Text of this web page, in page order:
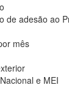
de adesão ao
mês
e MEI